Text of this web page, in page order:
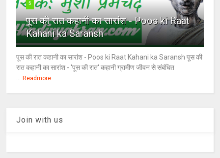
5
पूस की रात कहानी का सारांश - Poos ki Raat
Kahani ka Saransh
पूस की रात कहानी का सारांश - Poos ki Raat Kahani ka Saransh पूस की
रात कहानी का सारांश - 'पूस की रात' कहानी ग्रामीण जीवन से संबंधित
... Readmore
Join with us